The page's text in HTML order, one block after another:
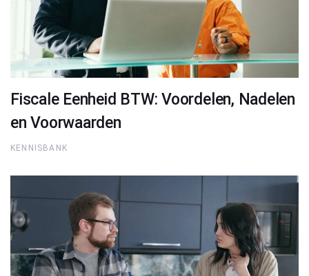
Fiscale Eenheid BTW: Voordelen, Nadelen
en Voorwaarden
KENNISBANK